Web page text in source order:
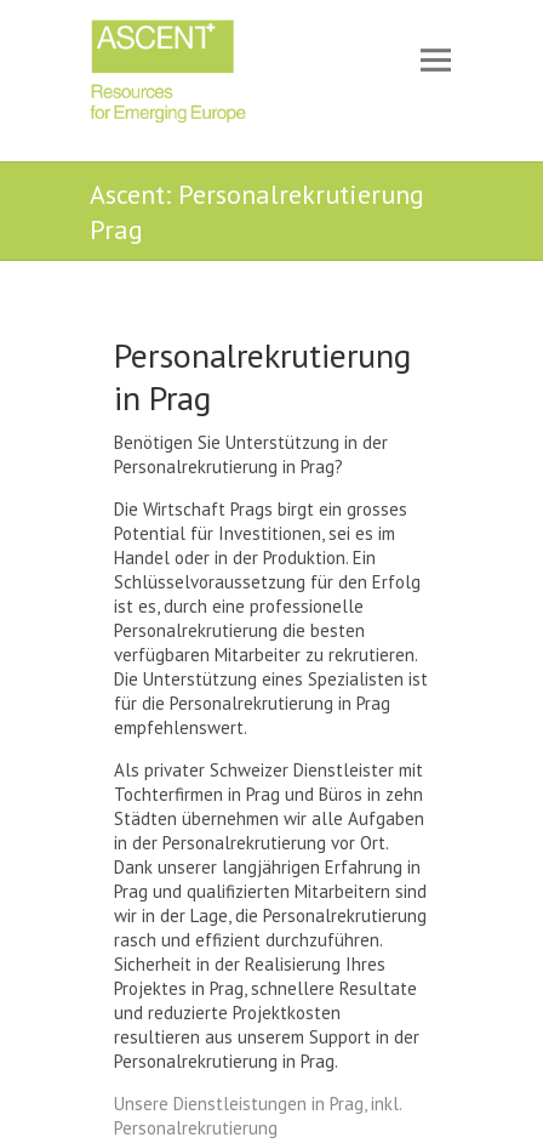
Ascent: Personalrekrutierung
Prag
Personalrekrutierung
in Prag
Benötigen Sie Unterstützung in der
Personalrekrutierung in Prag?
Die Wirtschaft Prags birgt ein grosses
Potential für Investitionen, sei es im
Handel oder in der Produktion. Ein
Schlüsselvoraussetzung für den Erfolg
ist es, durch eine professionelle
Personalrekrutierung die besten
verfügbaren Mitarbeiter zu rekrutieren.
Die Unterstützung eines Spezialisten ist
für die Personalrekrutierung in Prag
empfehlenswert.
Als privater Schweizer Dienstleister mit
Tochterfirmen in Prag und Büros in zehn
Städten übernehmen wir alle Aufgaben
in der Personalrekrutierung vor Ort.
Dank unserer langjährigen Erfahrung in
Prag und qualifizierten Mitarbeitern sind
wir in der Lage, die Personalrekrutierung
rasch und effizient durchzuführen.
Sicherheit in der Realisierung Ihres
Projektes in Prag, schnellere Resultate
und reduzierte Projektkosten
resultieren aus unserem Support in der
Personalrekrutierung in Prag.
Unsere Dienstleistungen in Prag, inkl.
Personalrekrutierung